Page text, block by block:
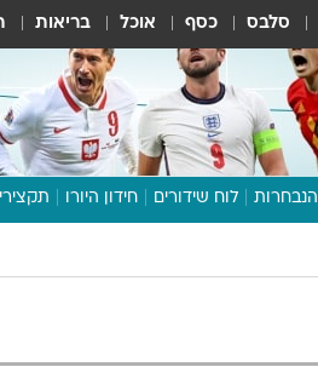
סלבס כסף אוכל בריאות
הנבחרות לוח שידורים חידון היורו